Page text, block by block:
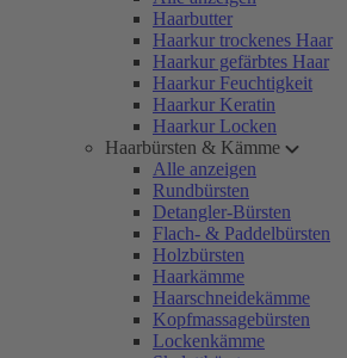
Haarbutter
Haarkur trockenes Haar
Haarkur gefärbtes Haar
Haarkur Feuchtigkeit
Haarkur Keratin
Haarkur Locken
Haarbürsten & Kämme
Alle anzeigen
Rundbürsten
Detangler-Bürsten
Flach- & Paddelbürsten
Holzbürsten
Haarkämme
Haarschneidekämme
Kopfmassagebürsten
Lockenkämme